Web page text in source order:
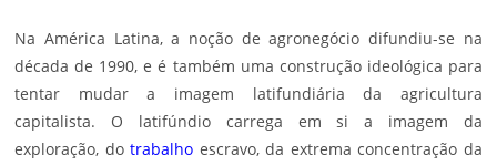
Na América Latina, a noção de agronegócio difundiu-se na
década de 1990, e é também uma construção ideológica para
tentar mudar a imagem latifundiária da agricultura
capitalista. O latifúndio carrega em si a imagem da
exploração, dotrabalho escravo, da extrema concentração da